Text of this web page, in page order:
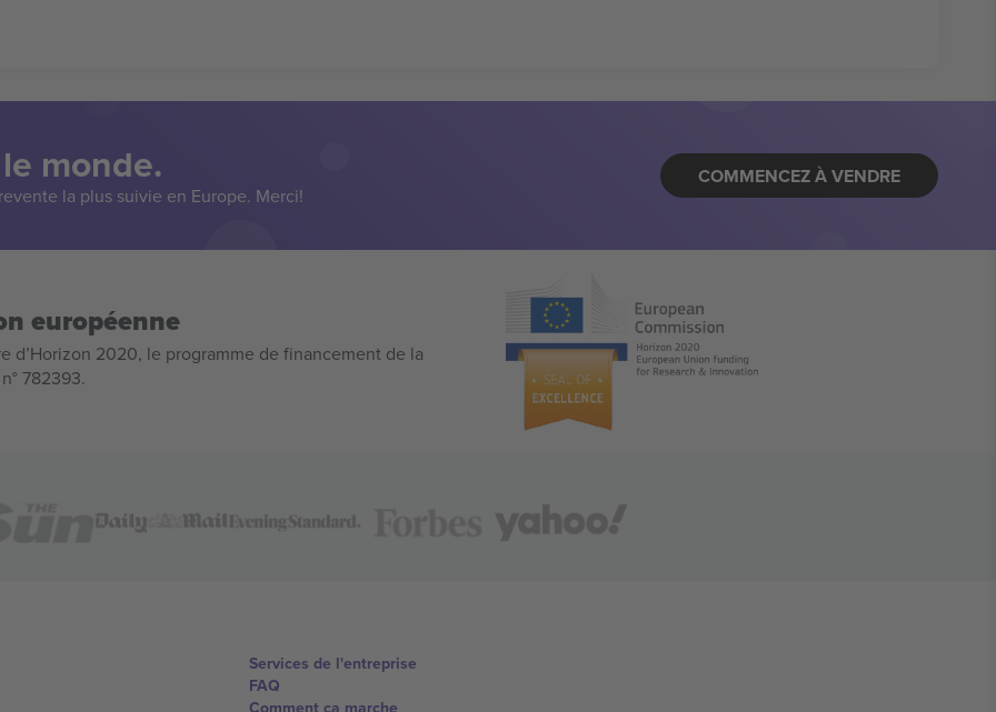
monde.
la plus suivie en Europe. Merci!
COMMENCEZ À VENDRE
européenne
d’Horizon 2020, le programme de financement de la
782393.
Services de l'entreprise
FAQ
Comment ça marche